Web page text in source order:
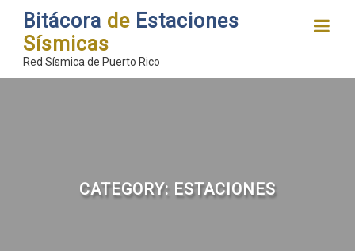
Bitácora de Estaciones
Sísmicas
Red Sísmica de Puerto Rico
CATEGORY: ESTACIONES